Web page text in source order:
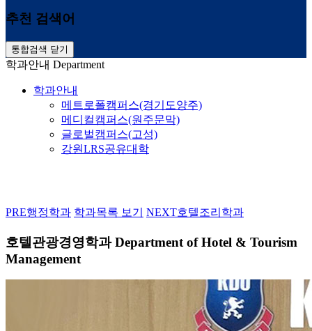
추천 검색어
통합검색 닫기
학과안내 Department
학과안내
메트로폴캠퍼스(경기도양주)
메디컬캠퍼스(원주문막)
글로벌캠퍼스(고성)
강원LRS공유대학
PRE행정학과 학과목록 보기 NEXT호텔조리학과
호텔관광경영학과 Department of Hotel & Tourism
Management